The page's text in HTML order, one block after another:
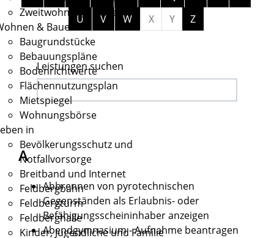
Zweitwohnungssteuer
& Bauen
Baugrundstücke
Bebauungspläne
Bodenrichtwerte
Flächennutzungsplan
Mietspiegel
Wohnungsbörse
in
Bevölkerungsschutz und
Notfallvorsorge
Breitband und Internet
Feldbergbahn
Feldbergturm
Feldberghalle
Kinder, Jugendliche und Familie
U
V W X Y Z
Leistungen suchen
A
Abbrennen von pyrotechnischen
Gegenständen als Erlaubnis- oder
Befähigungsscheininhaber anzeigen
Abendgymnasium - Aufnahme beantragen